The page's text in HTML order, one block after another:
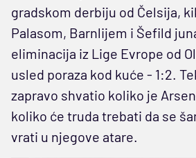
gradskom derbiju od Čelsija,
Palasom, Barnlijem i Šefild
eliminacija iz Lige Evrope od
usled poraza kod kuće - 1:2.
zapravo shvatio koliko je
koliko će truda trebati da se
vrati u njegove atare.